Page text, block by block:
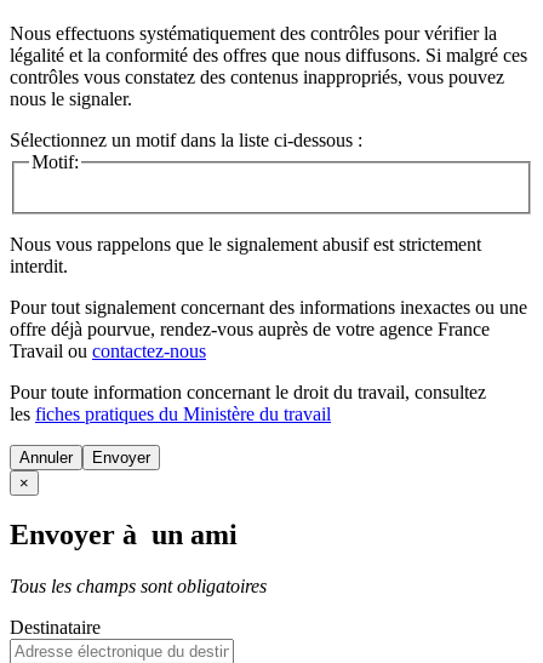
Nous effectuons systématiquement des contrôles pour vérifier la
légalité et la conformité des offres que nous diffusons. Si malgré ces
contrôles vous constatez des contenus inappropriés, vous pouvez
nous le signaler.
Sélectionnez un motif dans la liste ci-dessous :
Motif:
Nous vous rappelons que le signalement abusif est strictement
interdit.
Pour tout signalement concernant des informations inexactes ou une
offre déjà pourvue, rendez-vous auprès de votre agence France
Travail ou contactez-nous
Pour toute information concernant le droit du travail, consultez
les fiches pratiques du Ministère du travail
Annuler
×
Envoyer à un ami
Tous les champs sont obligatoires
Destinataire